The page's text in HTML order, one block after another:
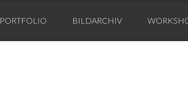
PORTFOLIO BILDARCHIV